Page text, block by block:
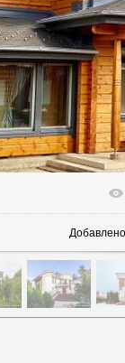
В
Добавлено